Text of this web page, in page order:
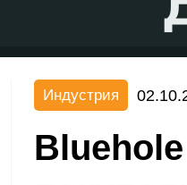
Индустрия